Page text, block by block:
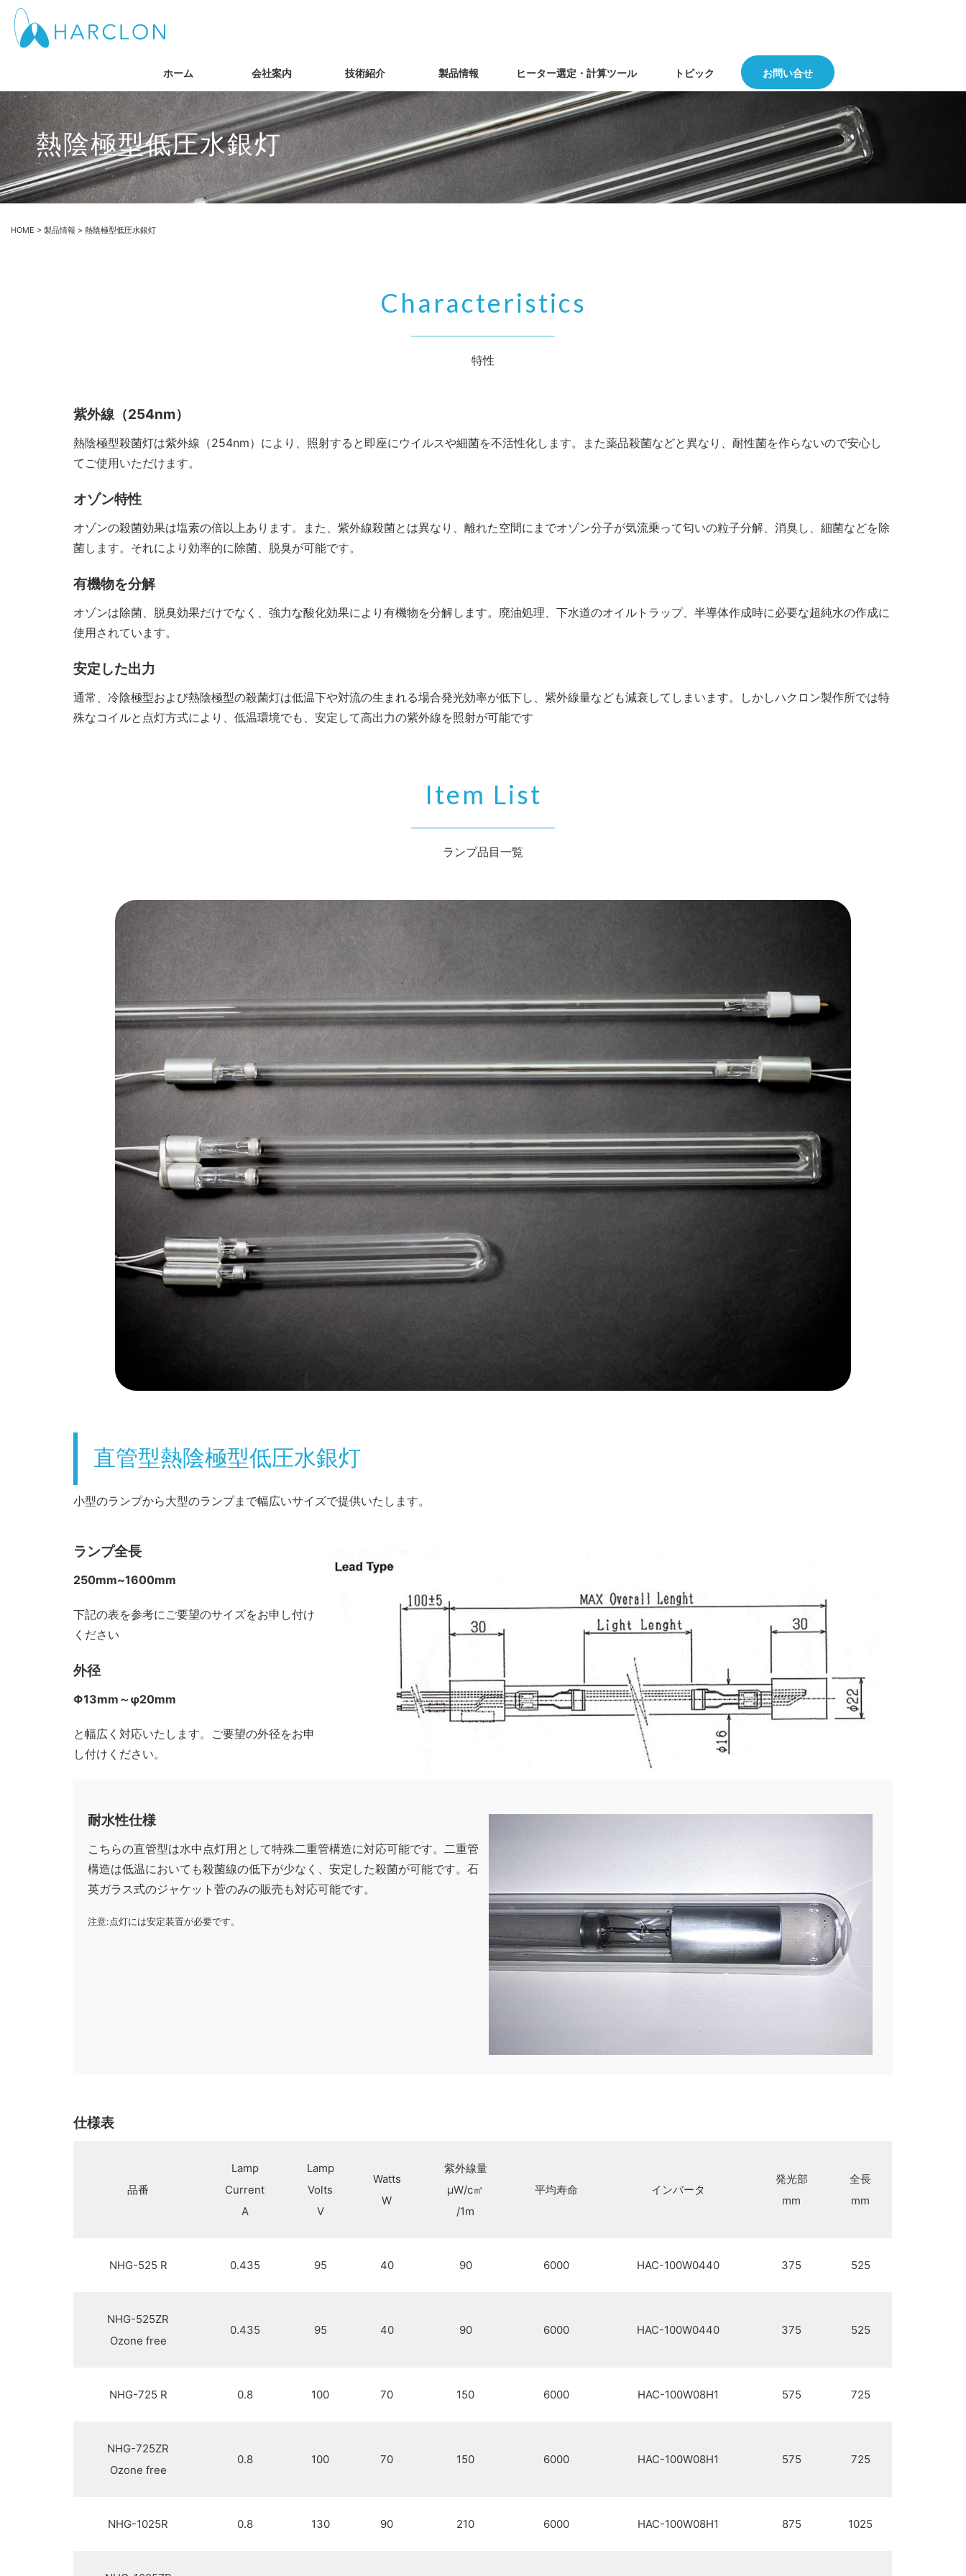
ホーム 会社案内 技術紹介 製品情報
冷陰極型低圧水銀灯
熱陰極型低圧水銀灯
ハロゲンランプ
ハロゲンランプヒーター
スポットヒーター
カーボンファイバーヒーター
各種材料
ヒーター選定・計算ツール トピック
オゾン・紫外線殺菌の概要
お問い合せ
熱陰極型低圧水銀灯
HOME > 製品情報 > 熱陰極型低圧水銀灯
Characteristics
特性
紫外線（254nm）
熱陰極型殺菌灯は紫外線（254nm）により、照射すると即座にウイルスや細菌を不活性化します。また薬品殺菌などと異なり、耐性菌を作らないので安心し
てご使用いただけます。
オゾン特性
オゾンの殺菌効果は塩素の倍以上あります。また、紫外線殺菌とは異なり、離れた空間にまでオゾン分子が気流乗って匂いの粒子分解、消臭し、細菌などを除
菌します。それにより効率的に除菌、脱臭が可能です。
有機物を分解
オゾンは除菌、脱臭効果だけでなく、強力な酸化効果により有機物を分解します。廃油処理、下水道のオイルトラップ、半導体作成時に必要な超純水の作成に
使用されています。
安定した出力
通常、冷陰極型および熱陰極型の殺菌灯は低温下や対流の生まれる場合発光効率が低下し、紫外線量なども減衰してしまいます。しかしハクロン製作所では特
殊なコイルと点灯方式により、低温環境でも、安定して高出力の紫外線を照射が可能です
Item List
ランプ品目一覧
直管型熱陰極型低圧水銀灯
小型のランプから大型のランプまで幅広いサイズで提供いたします。
ランプ全⾧
250mm~1600mm
下記の表を参考にご要望のサイズをお申し付け
ください
外径
Φ13mm～φ20mm
と幅広く対応いたします。ご要望の外径をお申
し付けください。
耐水性仕様
こちらの直管型は水中点灯用として特殊二重管構造に対応可能です。二重管
構造は低温においても殺菌線の低下が少なく、安定した殺菌が可能です。石
英ガラス式のジャケット菅のみの販売も対応可能です。
注意:点灯には安定装置が必要です。
仕様表
品番
Lamp
Current
A
Lamp
Volts
V
Watts
W
紫外線量
μW/c㎡
/1m
平均寿命 インバータ
発光部
mm
全長
mm
NHG-525 R 0.435 95 40 90 6000 HAC-100W0440 375 525
NHG-525ZR
Ozone free
0.435 95 40 90 6000 HAC-100W0440 375 525
NHG-725 R 0.8 100 70 150 6000 HAC-100W08H1 575 725
NHG-725ZR
Ozone free
0.8 100 70 150 6000 HAC-100W08H1 575 725
NHG-1025R 0.8 130 90 210 6000 HAC-100W08H1 875 1025